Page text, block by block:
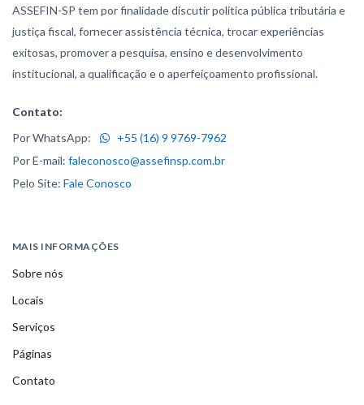
ASSEFIN-SP tem por finalidade discutir política pública tributária e
justiça fiscal, fornecer assistência técnica, trocar experiências
exitosas, promover a pesquisa, ensino e desenvolvimento
institucional, a qualificação e o aperfeiçoamento profissional.
Contato:
Por WhatsApp:
+55 (16) 9 9769-7962
Por E-mail: faleconosco@assefinsp.com.br
Pelo Site: Fale Conosco
MAIS INFORMAÇÕES
Sobre nós
Locais
Serviços
Páginas
Contato